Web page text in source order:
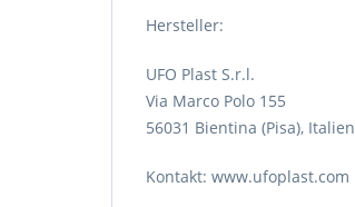
Hersteller:
UFO Plast S.r.l.
Via Marco Polo 155
56031 Bientina (Pisa), Italien
Kontakt: www.ufoplast.com